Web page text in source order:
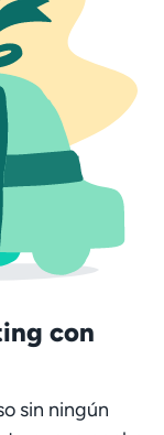
con
sin ningún